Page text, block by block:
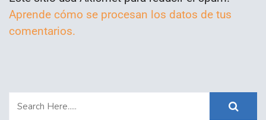
Aprende cómo se procesan los datos de tus
comentarios.